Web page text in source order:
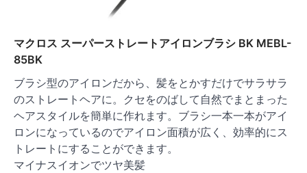
マクロス スーパーストレートアイロンブラシ BK MEBL-
85BK
ブラシ型のアイロンだから、髪をとかすだけでサラサラ
のストレートヘアに。クセをのばして自然でまとまった
ヘアスタイルを簡単に作れます。ブラシ一本一本がアイ
ロンになっているのでアイロン面積が広く、効率的にス
トレートにすることができます。
マイナスイオンでツヤ美髪